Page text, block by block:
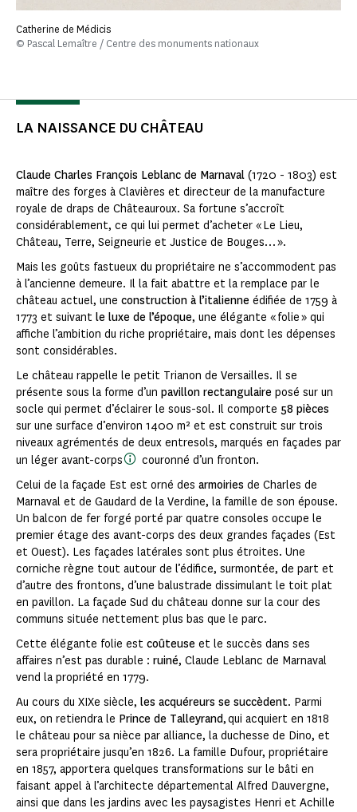
Catherine de Médicis
© Pascal Lemaître / Centre des monuments nationaux
LA NAISSANCE DU CHÂTEAU
Claude Charles François Leblanc de Marnaval (1720 - 1803) est
maître des forges à Clavières et directeur de la manufacture
royale de draps de Châteauroux. Sa fortune s’accroît
considérablement, ce qui lui permet d’acheter « Le Lieu,
Château, Terre, Seigneurie et Justice de Bouges… ».
Mais les goûts fastueux du propriétaire ne s’accommodent pas
à l’ancienne demeure. Il la fait abattre et la remplace par le
château actuel, une construction à l’italienne édifiée de 1759 à
1773 et suivant le luxe de l’époque, une élégante « folie » qui
affiche l’ambition du riche propriétaire, mais dont les dépenses
sont considérables.
Le château rappelle le petit Trianon de Versailles. Il se
présente sous la forme d’un pavillon rectangulaire posé sur un
socle qui permet d’éclairer le sous-sol. Il comporte 58 pièces
sur une surface d’environ 1400 m² et est construit sur trois
niveaux agrémentés de deux entresols, marqués en façades par
un léger avant-corps
couronné d’un fronton.
Celui de la façade Est est orné des armoiries de Charles de
Marnaval et de Gaudard de la Verdine, la famille de son épouse.
Un balcon de fer forgé porté par quatre consoles occupe le
premier étage des avant-corps des deux grandes façades (Est
et Ouest). Les façades latérales sont plus étroites. Une
corniche règne tout autour de l’édifice, surmontée, de part et
d’autre des frontons, d’une balustrade dissimulant le toit plat
en pavillon. La façade Sud du château donne sur la cour des
communs située nettement plus bas que le parc.
Cette élégante folie est coûteuse et le succès dans ses
affaires n’est pas durable : ruiné, Claude Leblanc de Marnaval
vend la propriété en 1779.
Au cours du XIXe siècle, les acquéreurs se succèdent. Parmi
eux, on retiendra le Prince de Talleyrand, qui acquiert en 1818
le château pour sa nièce par alliance, la duchesse de Dino, et
sera propriétaire jusqu’en 1826. La famille Dufour, propriétaire
en 1857, apportera quelques transformations sur le bâti en
faisant appel à l’architecte départemental Alfred Dauvergne,
ainsi que dans les jardins avec les paysagistes Henri et Achille